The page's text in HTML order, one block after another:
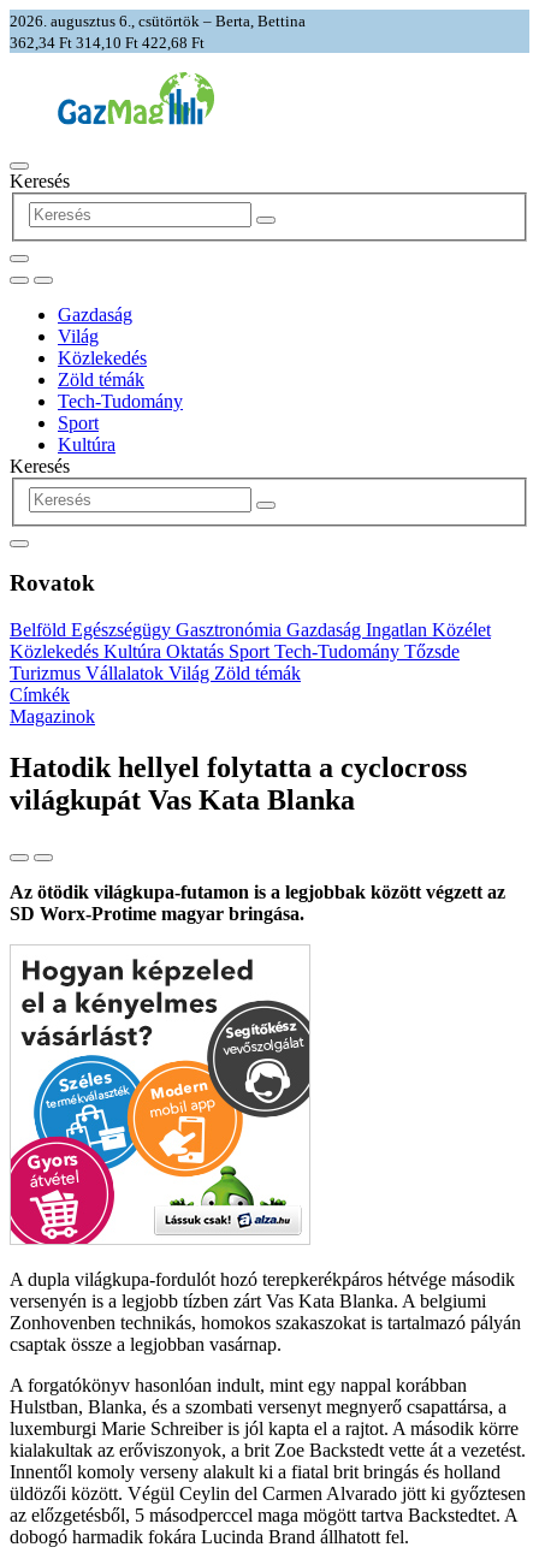
2026. augusztus 6., csütörtök – Berta, Bettina
362,34 Ft 314,10 Ft 422,68 Ft
Keresés
Gazdaság
Világ
Közlekedés
Zöld témák
Tech-Tudomány
Sport
Kultúra
Keresés
Rovatok
Belföld Egészségügy Gasztronómia Gazdaság Ingatlan Közélet
Közlekedés Kultúra Oktatás Sport Tech-Tudomány Tőzsde
Turizmus Vállalatok Világ Zöld témák
Címkék
Magazinok
Hatodik hellyel folytatta a cyclocross
világkupát Vas Kata Blanka
Az ötödik világkupa-futamon is a legjobbak között végzett az
SD Worx-Protime magyar bringása.
A dupla világkupa-fordulót hozó terepkerékpáros hétvége második
versenyén is a legjobb tízben zárt Vas Kata Blanka. A belgiumi
Zonhovenben technikás, homokos szakaszokat is tartalmazó pályán
csaptak össze a legjobban vasárnap.
A forgatókönyv hasonlóan indult, mint egy nappal korábban
Hulstban, Blanka, és a szombati versenyt megnyerő csapattársa, a
luxemburgi Marie Schreiber is jól kapta el a rajtot. A második körre
kialakultak az erőviszonyok, a brit Zoe Backstedt vette át a vezetést.
Innentől komoly verseny alakult ki a fiatal brit bringás és holland
üldözői között. Végül Ceylin del Carmen Alvarado jött ki győztesen
az előzgetésből, 5 másodperccel maga mögött tartva Backstedtet. A
dobogó harmadik fokára Lucinda Brand állhatott fel.